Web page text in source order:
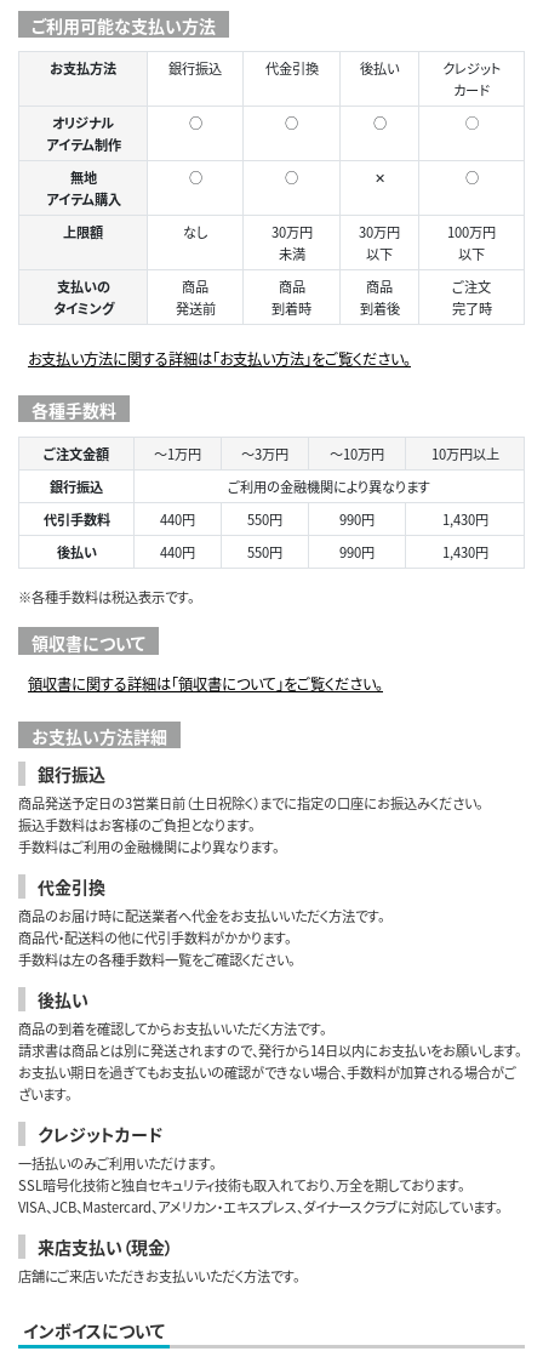
ご利用可能な支払い方法
お支払方法 銀行振込 代金引換 後払い
クレジット
カード
オリジナル
アイテム制作
○ ○ ○ ◯
無地
アイテム購入
○ ○ ✕ ○
上限額 なし
30万円
未満
30万円
以下
100万円
以下
支払いの
タイミング
商品
発送前
商品
到着時
商品
到着後
ご注文
完了時
お支払い方法に関する詳細は「お支払い方法」をご覧ください。
各種手数料
ご注文金額 ～1万円 ～3万円 ～10万円
10万円以上
銀行振込
ご利用の金融機関により異なります
代引手数料
440円 550円 990円
1,430円
後払い
440円 550円 990円 1,430円
※各種手数料は税込表示です。
領収書について
領収書に関する詳細は「領収書について」をご覧ください。
お支払い方法詳細
銀行振込
商品発送予定日の3営業日前（土日祝除く）までに指定の口座にお振込みください。
振込手数料はお客様のご負担となります。
手数料はご利用の金融機関により異なります。
代金引換
商品のお届け時に配送業者へ代金をお支払いいただく方法です。
商品代・配送料の他に代引手数料がかかります。
手数料は左の各種手数料一覧をご確認ください。
後払い
商品の到着を確認してからお支払いいただく方法です。
請求書は商品とは別に発送されますので、発行から14日以内にお支払いをお願いします。
お支払い期日を過ぎてもお支払いの確認ができない場合、手数料が加算される場合がご
ざいます。
クレジットカード
一括払いのみご利用いただけます。
SSL暗号化技術と独自セキュリティ技術も取入れており、万全を期しております。
VISA、JCB、Mastercard、アメリカン・エキスプレス、ダイナースクラブに対応しています。
来店支払い（現金）
店舗にご来店いただきお支払いいただく方法です。
インボイスについて